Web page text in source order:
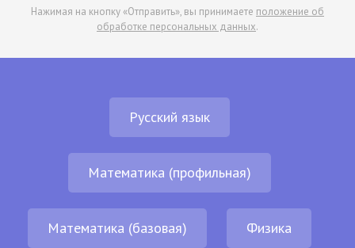
Нажимая на кнопку «Отправить», вы принимаете положение об
обработке персональных данных.
Русский язык
Математика (профильная)
Математика (базовая) Физика